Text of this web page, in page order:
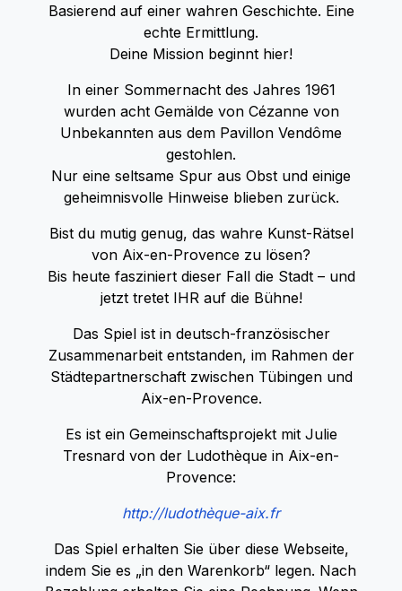
Basierend auf einer wahren Geschichte. Eine
echte Ermittlung.
Deine Mission beginnt hier!
In einer Sommernacht des Jahres 1961
wurden acht Gemälde von Cézanne von
Unbekannten aus dem Pavillon Vendôme
gestohlen.
Nur eine seltsame Spur aus Obst und einige
geheimnisvolle Hinweise blieben zurück.
Bist du mutig genug, das wahre Kunst-Rätsel
von Aix-en-Provence zu lösen?
Bis heute fasziniert dieser Fall die Stadt – und
jetzt tretet IHR auf die Bühne!
Das Spiel ist in deutsch-französischer
Zusammenarbeit entstanden, im Rahmen der
Städtepartnerschaft zwischen Tübingen und
Aix-en-Provence.
Es ist ein Gemeinschaftsprojekt mit Julie
Tresnard von der Ludothèque in Aix-en-
Provence:
http://ludothèque-aix.fr
Das Spiel erhalten Sie über diese Webseite,
indem Sie es „in den Warenkorb“ legen. Nach